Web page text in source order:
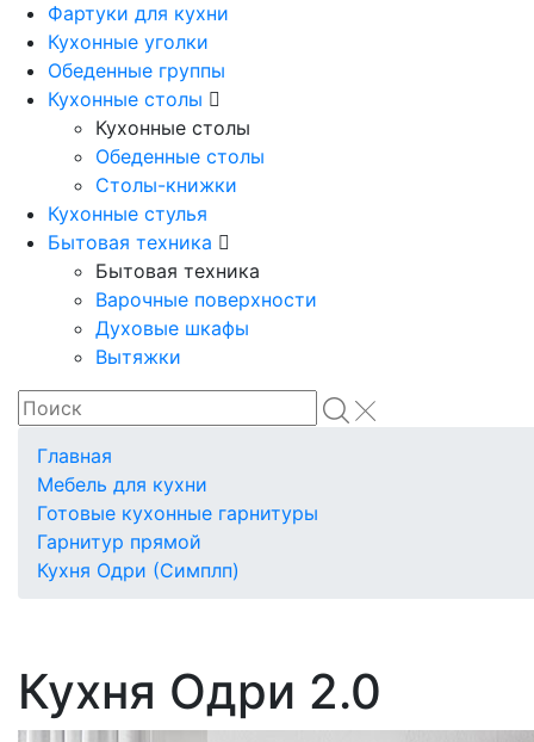
Фартуки для кухни
Кухонные уголки
Обеденные группы
Кухонные столы
Кухонные столы
Обеденные столы
Столы-книжки
Кухонные стулья
Бытовая техника
Бытовая техника
Варочные поверхности
Духовые шкафы
Вытяжки
Главная
Мебель для кухни
Готовые кухонные гарнитуры
Гарнитур прямой
Кухня Одри (Симплп)
Кухня Одри 2.0